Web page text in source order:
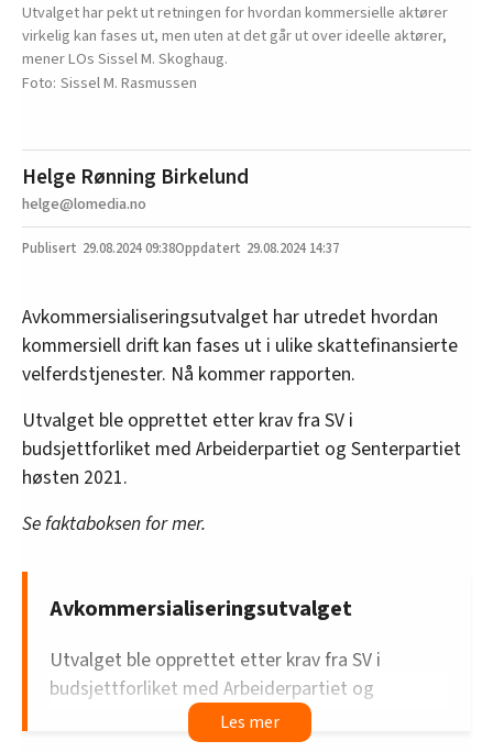
Utvalget har pekt ut retningen for hvordan kommersielle aktører
virkelig kan fases ut, men uten at det går ut over ideelle aktører,
mener LOs Sissel M. Skoghaug.
Sissel M. Rasmussen
Helge Rønning Birkelund
helge@lomedia.no
29.08.202409:38 29.08.2024 14:37
Avkommersialiseringsutvalget har utredet hvordan
kommersiell drift kan fases ut i ulike skattefinansierte
velferdstjenester. Nå kommer rapporten.
Utvalget ble opprettet etter krav fra SV i
budsjettforliket med Arbeiderpartiet og Senterpartiet
høsten 2021.
Se faktaboksen for mer.
Avkommersialiseringsutvalget
Utvalget ble opprettet etter krav fra SV i
budsjettforliket med Arbeiderpartiet og
Senterpartiet høsten 2021.